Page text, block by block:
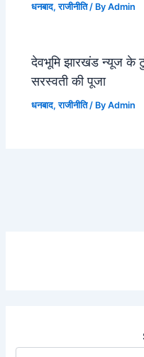
धनबाद,राजीनीति/ ByAdmin
देवभूमि झारखंड न्यूज के
सरस्वती की पूजा
धनबाद,राजीनीति/ ByAdmin